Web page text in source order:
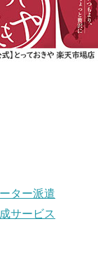
ター派遣
サービス